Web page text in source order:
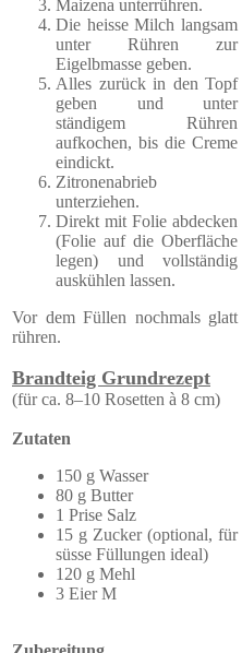
Maizena unterrühren.
Die heisse Milch langsam
unter Rühren zur
Eigelbmasse geben.
Alles zurück in den Topf
geben und unter
ständigem Rühren
aufkochen, bis die Creme
eindickt.
Zitronenabrieb
unterziehen.
Direkt mit Folie abdecken
(Folie auf die Oberfläche
legen) und vollständig
auskühlen lassen.
Vor dem Füllen nochmals glatt
rühren.
Brandteig Grundrezept
(für ca. 8–10 Rosetten à 8 cm)
Zutaten
150 g Wasser
80 g Butter
1 Prise Salz
15 g Zucker (optional, für
süsse Füllungen ideal)
120 g Mehl
3 Eier M